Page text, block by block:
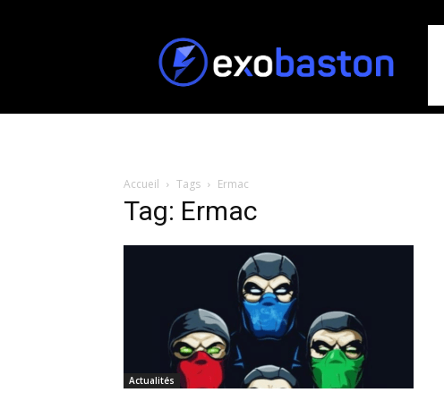
Accueil Tags Ermac
Tag: Ermac
Actualités